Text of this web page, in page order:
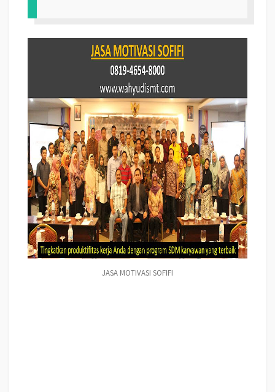
JASA MOTIVASI SOFIFI